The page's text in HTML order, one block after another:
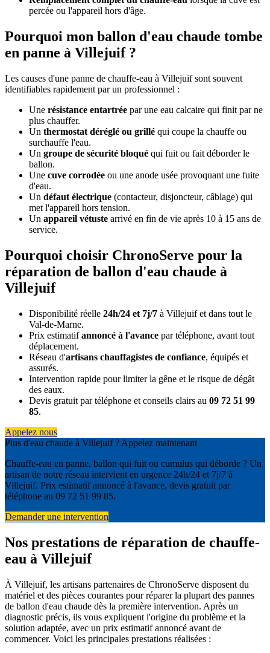
percée ou l'appareil hors d'âge.
Pourquoi mon ballon d'eau chaude tombe
en panne à Villejuif ?
Les causes d'une panne de chauffe-eau à Villejuif sont souvent
identifiables rapidement par un professionnel :
Une résistance entartrée par une eau calcaire qui finit par ne
plus chauffer.
Un thermostat déréglé ou grillé qui coupe la chauffe ou
surchauffe l'eau.
Un groupe de sécurité bloqué qui fuit ou fait déborder le
ballon.
Une cuve corrodée ou une anode usée provoquant une fuite
d'eau.
Un défaut électrique (contacteur, disjoncteur, câblage) qui
met l'appareil hors tension.
Un appareil vétuste arrivé en fin de vie après 10 à 15 ans de
service.
Pourquoi choisir ChronoServe pour la
réparation de ballon d'eau chaude à
Villejuif
Disponibilité réelle 24h/24 et 7j/7 à Villejuif et dans tout le
Val-de-Marne.
Prix estimatifannoncé à l'avance par téléphone, avant tout
déplacement.
Réseau d'artisans chauffagistes de confiance, équipés et
assurés.
Intervention rapide pour limiter la gêne et le risque de dégât
des eaux.
Devis gratuit par téléphone et conseils clairs au 09 72 51 99
85.
Appelez nous
Plus d'eau chaude à Villejuif ? Appelez maintenant
Chauffe-eau en panne, ballon qui fuit ou cumulus qui déborde ? Un
artisan de notre réseau intervient en urgence 24h/24 et 7j/7 à
Villejuif. Prix estimatif annoncé à l'avance, devis gratuit par
téléphone au 09 72 51 99 85.
Demander une intervention
Nos prestations de réparation de chauffe-
eau à Villejuif
À Villejuif, les artisans partenaires de ChronoServe disposent du
matériel et des pièces courantes pour réparer la plupart des pannes
de ballon d'eau chaude dès la première intervention. Après un
diagnostic précis, ils vous expliquent l'origine du problème et la
solution adaptée, avec un prix estimatif annoncé avant de
commencer. Voici les principales prestations réalisées :